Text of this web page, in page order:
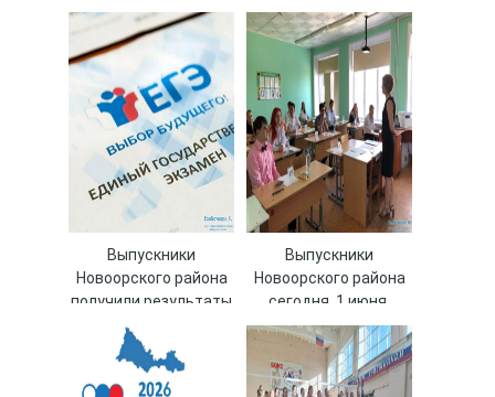
Выпускники
Новоорского района
получили результаты
ЕГЭ по географии,
литературе и химии
Выпускники
Новоорского района
сегодня, 1 июня,
сдают второй
обязательный ЕГЭ –
математику